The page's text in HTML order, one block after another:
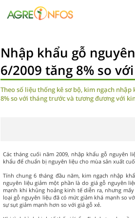
Nhập khẩu gỗ
6/2009 tăng 8% so
Theo số liệu thống kê sơ bộ, kim ngạch
8% so với tháng trước và tương đương với
Các tháng cuối năm 2009, nhập khẩu gỗ nguyên
khẩu để chuẩn bị nguyên liệu cho mùa sản xuất
Tính chung 6 tháng đầu năm, kim ngạch nhập
nguyên liệu giảm một phần là do giá gỗ nguyên
mạnh khi khủng hoảng kinh tế diễn ra, nhưng
loại gỗ nguyên liệu đã có mức giảm khá mạnh so
sự sụt giảm mạnh hơn so với giá gỗ xẻ.